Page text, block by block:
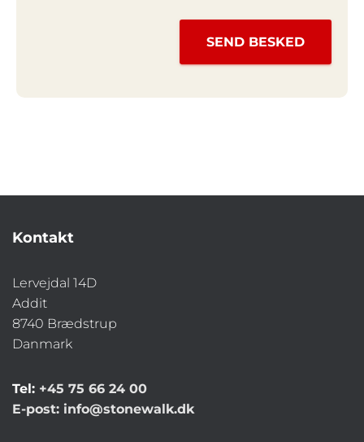
SEND BESKED
Kontakt
Lervejdal 14D
Addit
8740 Brædstrup
Danmark
Tel: +45 75 66 24 00
E-post: info@stonewalk.dk